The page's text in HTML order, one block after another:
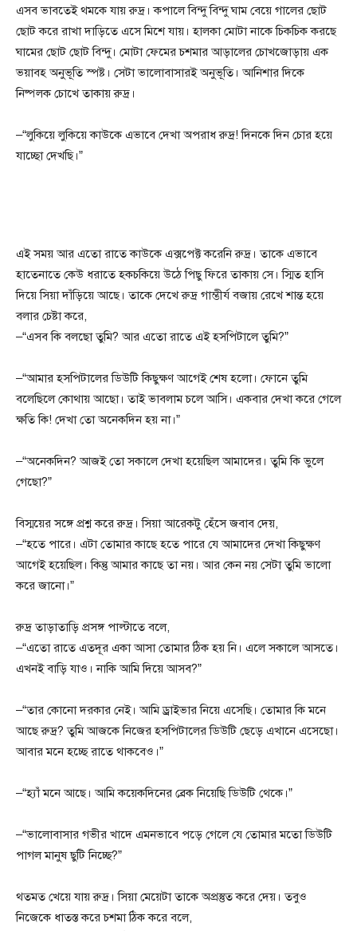
এসব ভাবতেই থমকে যায় রুদ্র। কপালে বিন্দু বিন্দু ঘাম বেয়ে গালের ছোট
ছোট করে রাখা দাড়িতে এসে মিশে যায়। হালকা মোটা নাকে চিকচিক করছে
ঘামের ছোট ছোট বিন্দু। মোটা ফেমের চশমার আড়ালের চোখজোড়ায় এক
ভয়াবহ অনুভূতি স্পষ্ট। সেটা ভালোবাসারই অনুভূতি। আনিশার দিকে
নিষ্পলক চোখে তাকায় রুদ্র।
–“লুকিয়ে লুকিয়ে কাউকে এভাবে দেখা অপরাধ রুদ্র! দিনকে দিন চোর হয়ে
যাচ্ছো দেখছি।”
এই সময় আর এতো রাতে কাউকে এক্সপেক্ট করেনি রুদ্র। তাকে এভাবে
হাতেনাতে কেউ ধরাতে হকচকিয়ে উঠে পিছু ফিরে তাকায় সে। স্মিত হাসি
দিয়ে সিয়া দাঁড়িয়ে আছে। তাকে দেখে রুদ্র গাম্ভীর্য বজায় রেখে শান্ত হয়ে
বলার চেষ্টা করে,
–“এসব কি বলছো তুমি? আর এতো রাতে এই হসপিটালে তুমি?”
–“আমার হসপিটালের ডিউটি কিছুক্ষণ আগেই শেষ হলো। ফোনে তুমি
বলেছিলে কোথায় আছো। তাই ভাবলাম চলে আসি। একবার দেখা করে গেলে
ক্ষতি কি! দেখা তো অনেকদিন হয় না।”
–“অনেকদিন? আজই তো সকালে দেখা হয়েছিল আমাদের। তুমি কি ভুলে
গেছো?”
বিস্ময়ের সঙ্গে প্রশ্ন করে রুদ্র। সিয়া আরেকটু হেঁসে জবাব দেয়,
–“হতে পারে। এটা তোমার কাছে হতে পারে যে আমাদের দেখা কিছুক্ষণ
আগেই হয়েছিল। কিন্তু আমার কাছে তা নয়। আর কেন নয় সেটা তুমি ভালো
করে জানো।”
রুদ্র তাড়াতাড়ি প্রসঙ্গ পাল্টাতে বলে,
–“এতো রাতে এতদূর একা আসা তোমার ঠিক হয় নি। এলে সকালে আসতে।
এখনই বাড়ি যাও। নাকি আমি দিয়ে আসব?”
–“তার কোনো দরকার নেই। আমি ড্রাইভার নিয়ে এসেছি। তোমার কি মনে
আছে রুদ্র? তুমি আজকে নিজের হসপিটালের ডিউটি ছেড়ে এখানে এসেছো।
আবার মনে হচ্ছে রাতে থাকবেও।”
–“হ্যাঁ মনে আছে। আমি কয়েকদিনের ব্রেক নিয়েছি ডিউটি থেকে।”
–“ভালোবাসার গভীর খাদে এমনভাবে পড়ে গেলে যে তোমার মতো ডিউটি
পাগল মানুষ ছুটি নিচ্ছে?”
থতমত খেয়ে যায় রুদ্র। সিয়া মেয়েটা তাকে অপ্রস্তুত করে দেয়। তবুও
নিজেকে ধাতস্ত করে চশমা ঠিক করে বলে,